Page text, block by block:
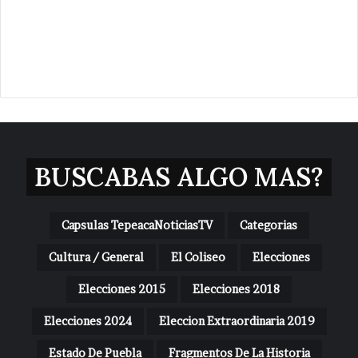
BUSCABAS ALGO MAS?
Capsulas TepeacaNoticiasTV Categorias
Cultura / General El Coliseo Elecciones
Elecciones 2015 Elecciones 2018
Elecciones 2024 Eleccion Extraordinaria 2019
Estado De Puebla Fragmentos De La Historia